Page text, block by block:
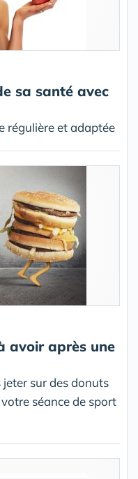
sa santé avec
régulière et adaptée
avoir après une
jeter sur des donuts
séance de sport